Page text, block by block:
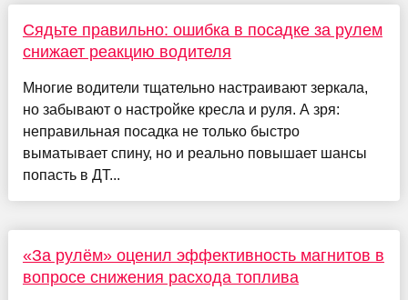
Сядьте правильно: ошибка в посадке за рулем
снижает реакцию водителя
Многие водители тщательно настраивают зеркала,
но забывают о настройке кресла и руля. А зря:
неправильная посадка не только быстро
выматывает спину, но и реально повышает шансы
попасть в ДТ...
«За рулём» оценил эффективность магнитов в
вопросе снижения расхода топлива